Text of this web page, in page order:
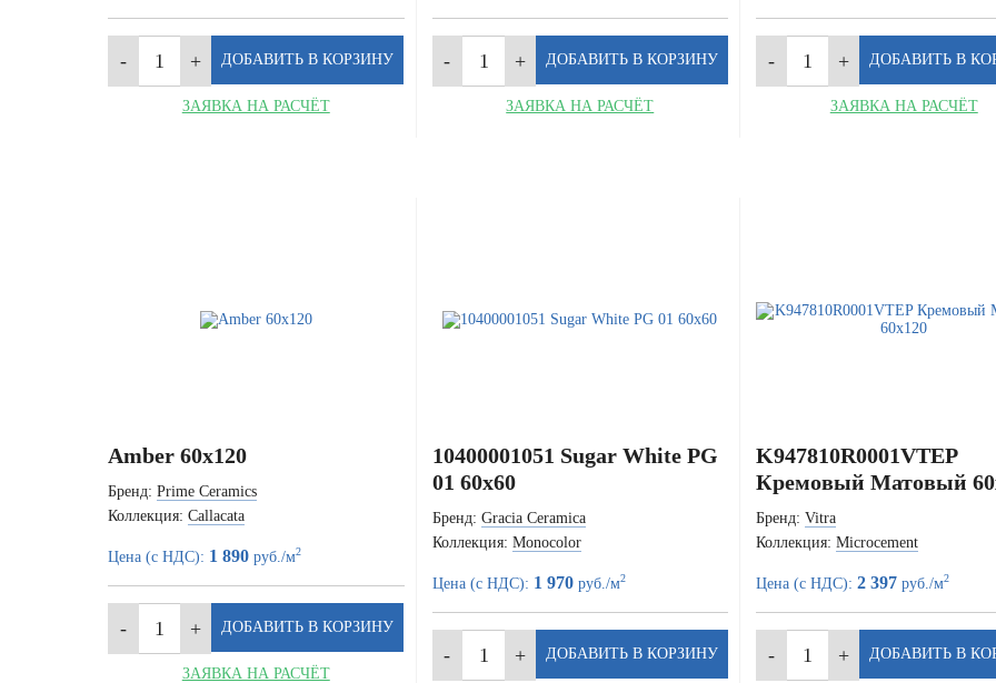
ЗАЯВКА НА РАСЧЁТ ЗАЯВКА НА РАСЧЁТ ЗАЯВКА НА РАСЧЁТ
Amber 60x120
Бренд: Prime Ceramics
Коллекция: Callacata
Цена (с НДС): 1 890 руб./м2
ЗАЯВКА НА РАСЧЁТ
10400001051 Sugar White PG
01 60x60
Бренд: Gracia Ceramica
Коллекция: Monocolor
Цена (с НДС): 1 970руб./м2
K947810R0001VTEP
Кремовый Матовый
Бренд: Vitra
Коллекция: Microcement
Цена (с НДС): 2 397 руб./м2